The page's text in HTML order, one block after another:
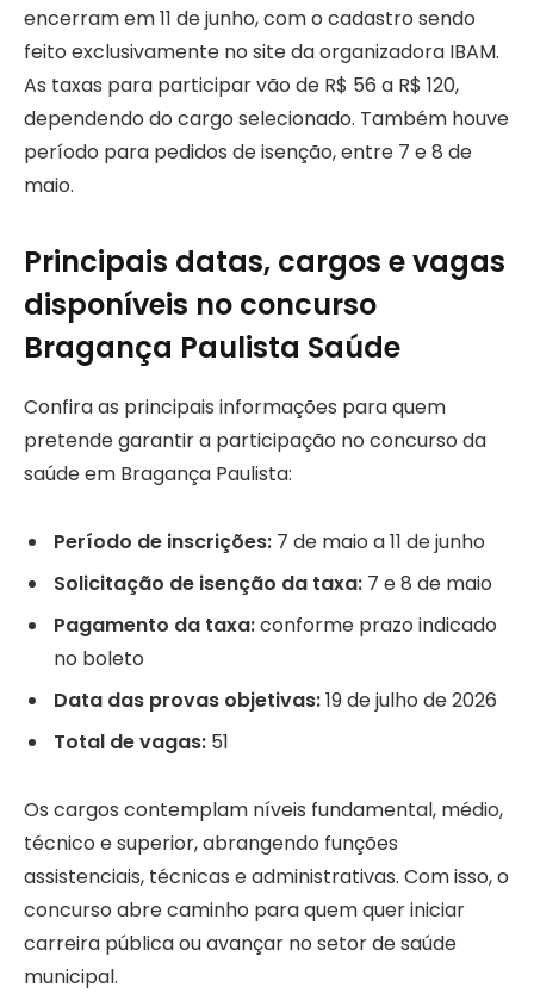
encerram em 11 de junho, com o cadastro sendo
feito exclusivamente no site da organizadora IBAM.
As taxas para participar vão de R$ 56 a R$ 120,
dependendo do cargo selecionado. Também houve
período para pedidos de isenção, entre 7 e 8 de
maio.
Principais datas, cargos e vagas
disponíveis no concurso
Bragança Paulista Saúde
Confira as principais informações para quem
pretende garantir a participação no concurso da
saúde em Bragança Paulista:
Período de inscrições: 7 de maio a 11 de junho
Solicitação de isenção da taxa: 7 e 8 de maio
Pagamento da taxa:conforme prazo indicado
no boleto
Data das provas objetivas:19 de julho de 2026
Total de vagas: 51
Os cargos contemplam níveis fundamental, médio,
técnico e superior, abrangendo funções
assistenciais, técnicas e administrativas. Com isso, o
concurso abre caminho para quem quer iniciar
carreira pública ou avançar no setor de saúde
municipal.